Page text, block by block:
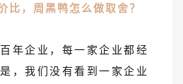
比，周黑鸭怎么做取舍？
年企业，每一家企业都经
，我们没有看到一家企业